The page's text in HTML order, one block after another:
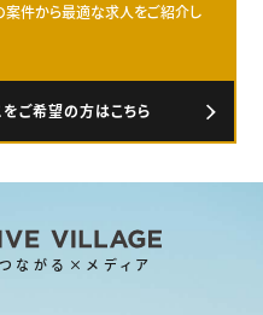
案件から最適な求人をご紹介し
ご希望の方はこちら
ながる×メディア